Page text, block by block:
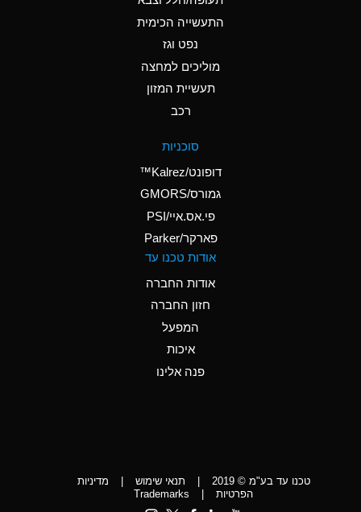
Ammonium Nitrate
Ammonium Nitrite
Ammonium Persulfate
Ammonium Phosphate
A
Ammonium Sulfate
*
Amyl Acetate (Banana
Aniline
D
התעשייה הכימית
נפט וגז
מוליכים למחצה
תעשיית המזון
רכב
סוכניות
דופונט/Kalrez™
גמורס/GMORS
פי.אס.איי/PSI
פארקר/Parker
אודות טכנו עד
אודות החברה
חזון החברה
המפעל
איכות
פנה אלינו
טכנו עד בע"מ © 2019 | תנאי שימוש |
מדיניות
הפרטיות
|
Trademarks